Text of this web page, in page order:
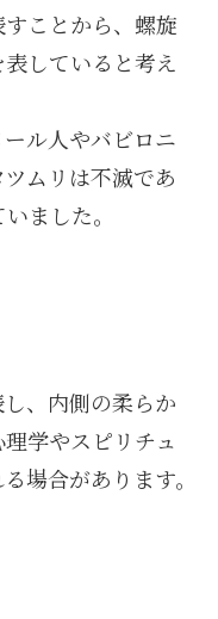
ことから、螺旋
していると考え
ル人やバビロニ
ムリは不滅であ
ました。
、内側の柔らか
学やスピリチュ
場合があります。